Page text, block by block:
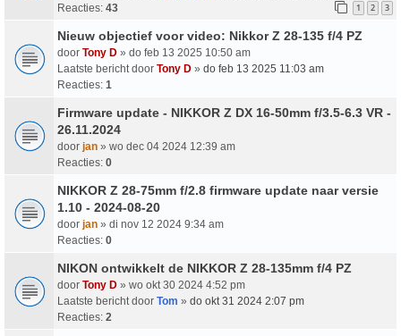
Reacties: 43 1 2 3
Nieuw objectief voor video: Nikkor Z 28-135 f/4 PZ
door Tony D » do feb 13 2025 10:50 am
Laatste bericht door Tony D » do feb 13 2025 11:03 am
Reacties: 1
Firmware update - NIKKOR Z DX 16-50mm f/3.5-6.3 VR -
26.11.2024
door jan » wo dec 04 2024 12:39 am
Reacties: 0
NIKKOR Z 28-75mm f/2.8 firmware update naar versie
1.10 - 2024-08-20
door jan » di nov 12 2024 9:34 am
Reacties: 0
NIKON ontwikkelt de NIKKOR Z 28-135mm f/4 PZ
door Tony D » wo okt 30 2024 4:52 pm
Laatste bericht door Tom » do okt 31 2024 2:07 pm
Reacties: 2